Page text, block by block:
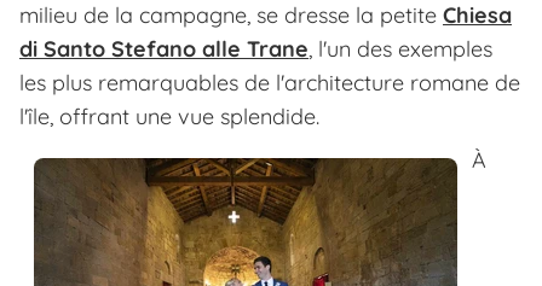
milieu de la campagne, se dresse la petite Chiesa
di Santo Stefano alle Trane, l'un des exemples
les plus remarquables de l'architecture romane de
l'île, offrant une vue splendide.
À